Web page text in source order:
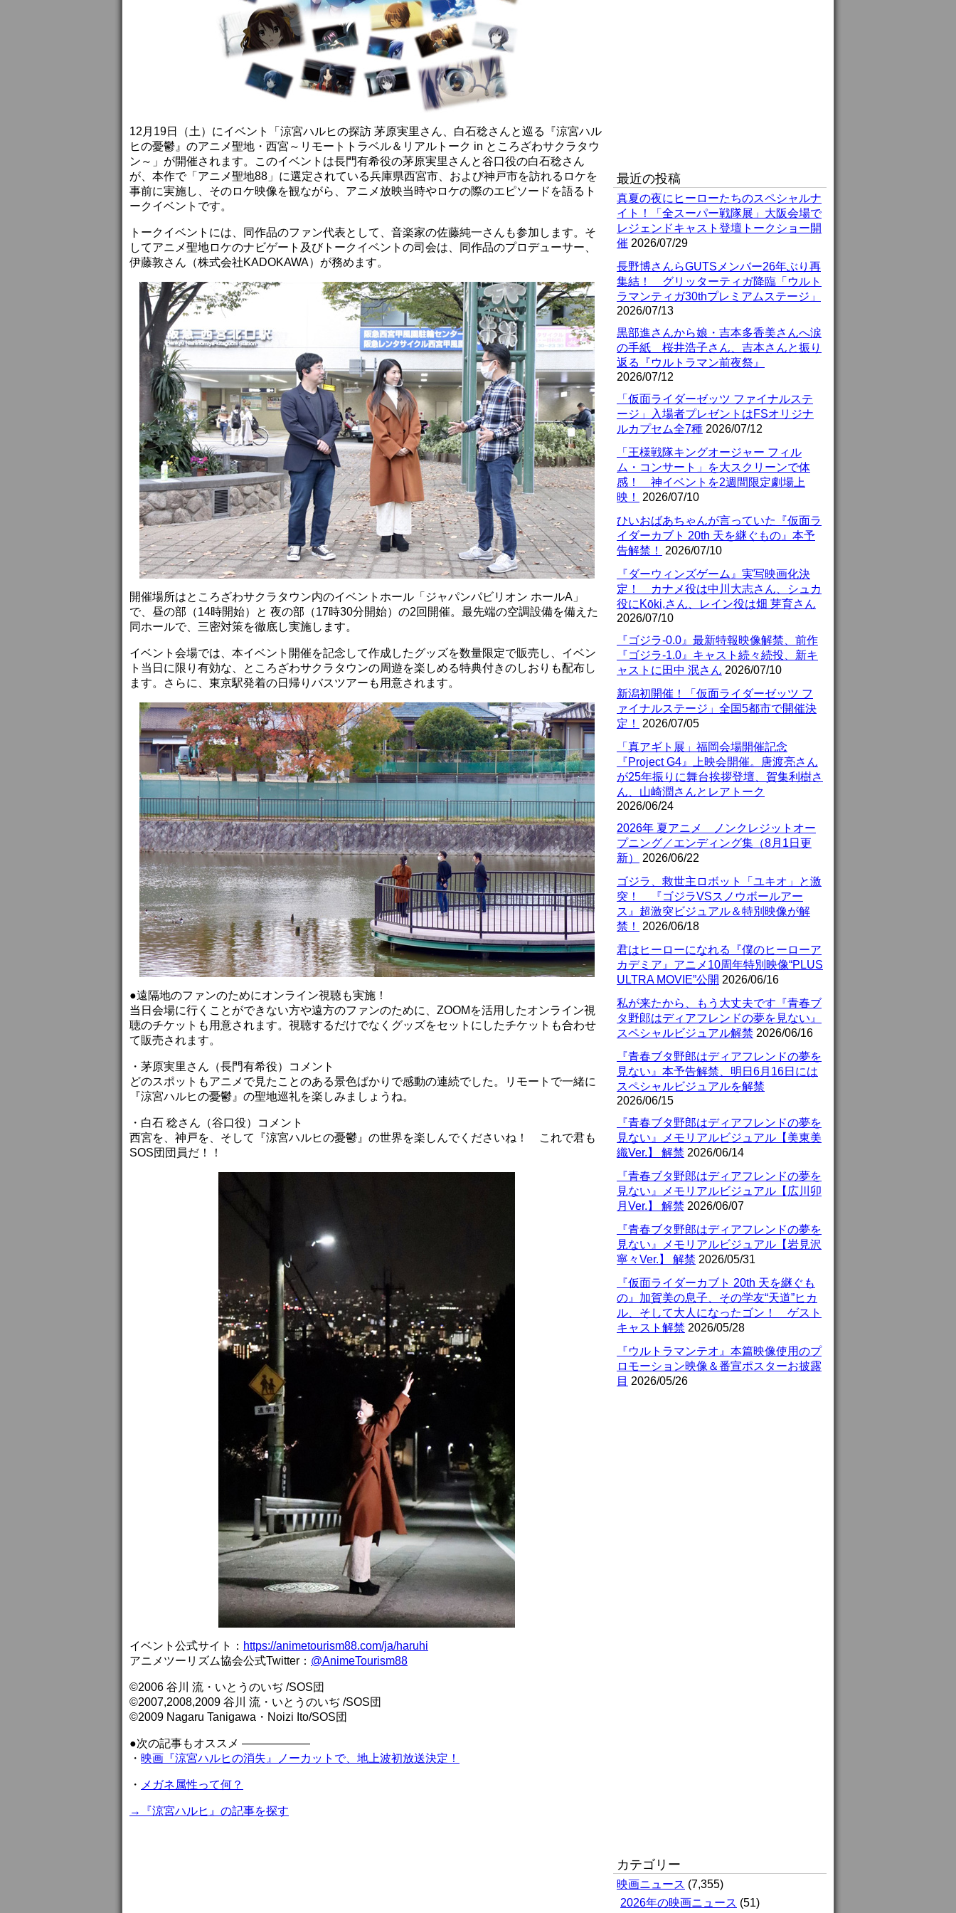
12月19日（土）にイベント「涼宮ハルヒの探訪 茅原実里さん、白石稔さんと巡る『涼宮ハル
ヒの憂鬱』のアニメ聖地・西宮～リモートトラベル＆リアルトーク in ところざわサクラタウ
ン～」が開催されます。このイベントは長門有希役の茅原実里さんと谷口役の白石稔さん
が、本作で「アニメ聖地88」に選定されている兵庫県西宮市、および神戸市を訪れるロケを
事前に実施し、そのロケ映像を観ながら、アニメ放映当時やロケの際のエピソードを語るト
ークイベントです。
トークイベントには、同作品のファン代表として、音楽家の佐藤純一さんも参加します。そ
してアニメ聖地ロケのナビゲート及びトークイベントの司会は、同作品のプロデューサー、
伊藤敦さん（株式会社KADOKAWA）が務めます。
開催場所はところざわサクラタウン内のイベントホール「ジャパンパビリオン ホールA」
で、昼の部（14時開始）と 夜の部（17時30分開始）の2回開催。最先端の空調設備を備えた
同ホールで、三密対策を徹底し実施します。
イベント会場では、本イベント開催を記念して作成したグッズを数量限定で販売し、イベン
ト当日に限り有効な、ところざわサクラタウンの周遊を楽しめる特典付きのしおりも配布し
ます。さらに、東京駅発着の日帰りバスツアーも用意されます。
●遠隔地のファンのためにオンライン視聴も実施！
当日会場に行くことができない方や遠方のファンのために、ZOOMを活用したオンライン視
聴のチケットも用意されます。視聴するだけでなくグッズをセットにしたチケットも合わせ
て販売されます。
・茅原実里さん（長門有希役）コメント
どのスポットもアニメで見たことのある景色ばかりで感動の連続でした。リモートで一緒に
『涼宮ハルヒの憂鬱』の聖地巡礼を楽しみましょうね。
・白石 稔さん（谷口役）コメント
西宮を、神戸を、そして『涼宮ハルヒの憂鬱』の世界を楽しんでくださいね！ これで君も
SOS団団員だ！！
イベント公式サイト： https://animetourism88.com/ja/haruhi
アニメツーリズム協会公式Twitter： @AnimeTourism88
©2006 谷川 流・いとうのいぢ /SOS団
©2007,2008,2009 谷川 流・いとうのいぢ /SOS団
©2009 Nagaru Tanigawa・Noizi Ito/SOS団
●次の記事もオススメ ——————
・ 映画『涼宮ハルヒの消失』ノーカットで、地上波初放送決定！
・ メガネ属性って何？
→『涼宮ハルヒ』の記事を探す
最近の投稿
真夏の夜にヒーローたちのスペシャルナ
イト！「全スーパー戦隊展」大阪会場で
レジェンドキャスト登壇トークショー開
催 2026/07/29
長野博さんらGUTSメンバー26年ぶり再
集結！ グリッターティガ降臨「ウルト
ラマンティガ30thプレミアムステージ」
2026/07/13
黒部進さんから娘・吉本多香美さんへ涙
の手紙 桜井浩子さん、吉本さんと振り
返る『ウルトラマン前夜祭』
2026/07/12
「仮面ライダーゼッツ ファイナルステ
ージ」入場者プレゼントはFSオリジナ
ルカプセム全7種 2026/07/12
「王様戦隊キングオージャー フィル
ム・コンサート」を大スクリーンで体
感！ 神イベントを2週間限定劇場上
映！
2026/07/10
ひいおばあちゃんが言っていた『仮面ラ
イダーカブト 20th 天を継ぐもの』本予
告解禁！
2026/07/10
『ダーウィンズゲーム』実写映画化決
定！ カナメ役は中川大志さん、シュカ
役にKōki,さん、レイン役は畑 芽育さん
2026/07/10
『ゴジラ-0.0』最新特報映像解禁、前作
『ゴジラ-1.0』キャスト続々続投、新キ
ャストに田中 泯さん 2026/07/10
新潟初開催！「仮面ライダーゼッツ フ
ァイナルステージ」全国5都市で開催決
定！
2026/07/05
「真アギト展」福岡会場開催記念
『Project G4』上映会開催。唐渡亮さん
が25年振りに舞台挨拶登壇、賀集利樹さ
ん、山崎潤さんとレアトーク
2026/06/24
2026年 夏アニメ ノンクレジットオー
プニング／エンディング集（8月1日更
新）
2026/06/22
ゴジラ、救世主ロボット「ユキオ」と激
突！ 『ゴジラVSスノウボールアー
ス』超激突ビジュアル＆特別映像が解
禁！
2026/06/18
君はヒーローになれる『僕のヒーローア
カデミア』アニメ10周年特別映像“PLUS
ULTRA MOVIE”公開 2026/06/16
私が来たから、もう大丈夫です『青春ブ
タ野郎はディアフレンドの夢を見ない』
スペシャルビジュアル解禁 2026/06/16
『青春ブタ野郎はディアフレンドの夢を
見ない』本予告解禁、明日6月16日には
スペシャルビジュアルを解禁
2026/06/15
『青春ブタ野郎はディアフレンドの夢を
見ない』メモリアルビジュアル【美東美
織Ver.】 解禁 2026/06/14
『青春ブタ野郎はディアフレンドの夢を
見ない』メモリアルビジュアル【広川卯
月Ver.】 解禁 2026/06/07
『青春ブタ野郎はディアフレンドの夢を
見ない』メモリアルビジュアル【岩見沢
寧々Ver.】 解禁 2026/05/31
『仮面ライダーカブト 20th 天を継ぐも
の』加賀美の息子、その学友“天道”ヒカ
ル、そして大人になったゴン！ ゲスト
キャスト解禁 2026/05/28
『ウルトラマンテオ』本篇映像使用のプ
ロモーション映像＆番宣ポスターお披露
目 2026/05/26
カテゴリー
映画ニュース (7,355)
2026年の映画ニュース (51)